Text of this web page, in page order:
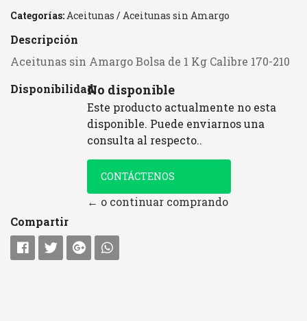
Categorías:Aceitunas /Aceitunas sin Amargo
Descripción
Aceitunas sin Amargo Bolsa de 1 Kg Calibre 170-210
Disponibilidad:No disponible
Este producto actualmente no esta
disponible. Puede enviarnos una
consulta al respecto..
CONTÁCTENOS
← o continuar comprando
Compartir